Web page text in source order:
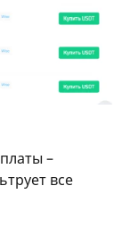
–
все